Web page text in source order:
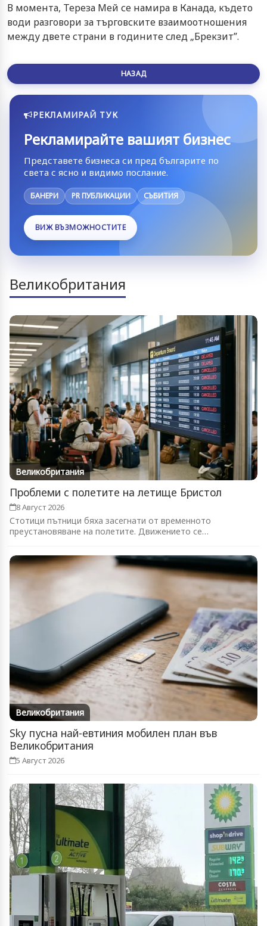
В момента, Тереза Мей се намира в Канада, където
води разговори за търговските взаимоотношения
между двете страни в годините след „Брекзит”.
НАЗАД
РЕКЛАМИРАЙ ТУК
Рекламирайте вашият бизнес
Представете бизнеса си пред българите по
света с ясно и видимо послание.
БАНЕРИ PR ПУБЛИКАЦИИ СЪБИТИЯ
ВИЖ ВЪЗМОЖНОСТИТЕ
Великобритания
Великобритания
Проблеми с полетите на летище Бристол
8 Август 2026
Стотици пътници бяха засегнати от временното
преустановяване на полетите. Движението се
Великобритания
Sky пусна най-евтиния мобилен план във
Великобритания
5 Август 2026